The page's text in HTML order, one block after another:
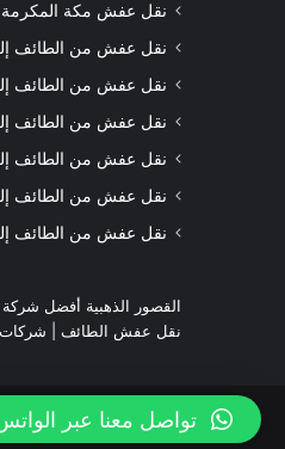
نقل عفش مكة المكرمة
نقل عفش من الطائف
نقل عفش من الطائف
نقل عفش من الطائف إلى
نقل عفش من الطائف
نقل عفش من الطائف
نقل عفش من الطائف
القصور الذهبية أفضل
نقل عفش الطائف | شركات نقل
© حقوق النشر جميع
تواصل معنا عبر